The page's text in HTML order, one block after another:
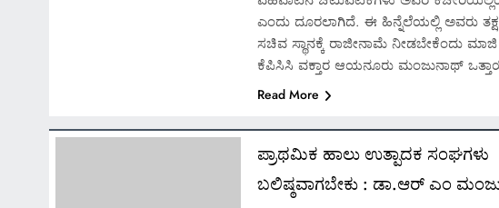
ಎಂದು ದೂರಲಾಗಿದೆ. ಈ ಹಿನ್ನೆಲೆಯಲ್ಲಿ ಅವರು
ಸಚಿವ ಸ್ಥಾನಕ್ಕೆ ರಾಜೀನಾಮೆ ನೀಡಬೇಕೆಂದು
ಕೆಪಿಸಿಸಿ ವಕ್ತಾರ ಆಯನೂರು ಮಂಜುನಾಥ್
Read More
ಪ್ರಾಥಮಿಕ ಹಾಲು ಉತ್ಪಾದಕ ಸಂಘಗಳು
ಬಲಿಷ್ಠವಾಗಬೇಕು : ಡಾ.ಆರ್ ಎಂ